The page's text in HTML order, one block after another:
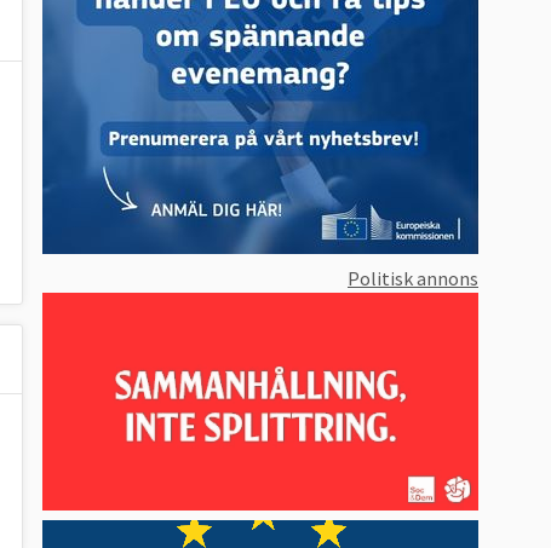
Politisk annons